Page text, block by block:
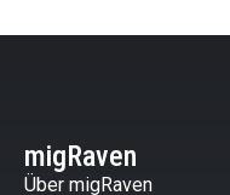
migRaven
Über migRaven